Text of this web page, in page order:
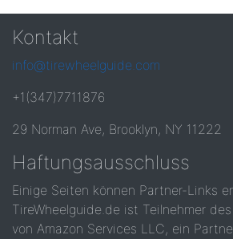
Kontakt
info@tirewheelguide.com
+1(347)7711876
29 Norman Ave, Brooklyn, NY 11222
Haftungsausschluss
Einige Seiten können Partner-Links
TireWheelguide.de ist Teilnehmer
von Amazon Services LLC, ein